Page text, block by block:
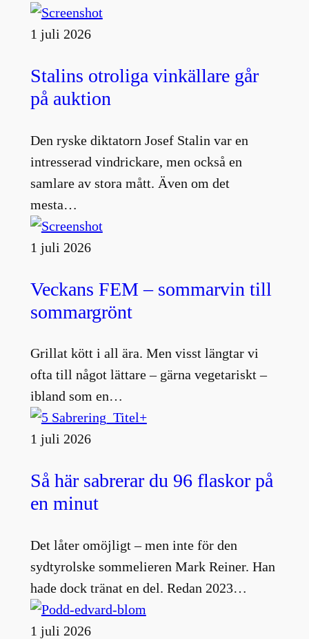
1 juli 2026
Stalins otroliga vinkällare går
på auktion
Den ryske diktatorn Josef Stalin var en
intresserad vindrickare, men också en
samlare av stora mått. Även om det
mesta…
1 juli 2026
Veckans FEM – sommarvin till
sommargrönt
Grillat kött i all ära. Men visst längtar vi
ofta till något lättare – gärna vegetariskt –
ibland som en…
1 juli 2026
Så här sabrerar du 96 flaskor på
en minut
Det låter omöjligt – men inte för den
sydtyrolske sommelieren Mark Reiner. Han
hade dock tränat en del. Redan 2023…
1 juli 2026